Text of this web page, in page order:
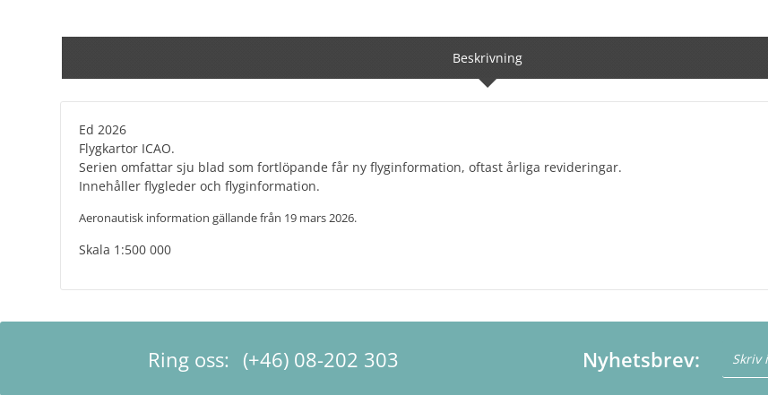
Beskrivning
Ed 2026
Flygkartor ICAO.
Serien omfattar sju blad som fortlöpande får ny flyginformation, oftast årliga revideringar.
Innehåller flygleder och flyginformation.
Aeronautisk information gällande från 19 mars 2026.
Skala 1:500 000
Ring oss: (+46) 08-202 303 Nyhetsbrev: